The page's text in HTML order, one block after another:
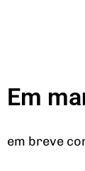
Em
em breve